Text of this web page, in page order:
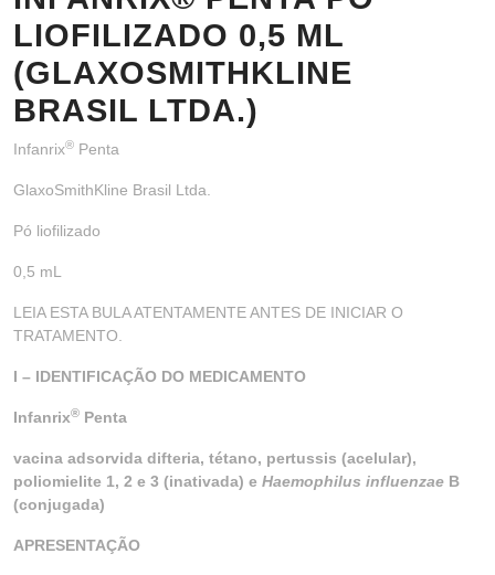
LIOFILIZADO 0,5 ML
(GLAXOSMITHKLINE
BRASIL LTDA.)
Infanrix® Penta
GlaxoSmithKline Brasil Ltda.
Pó liofilizado
0,5 mL
LEIA ESTA BULA ATENTAMENTE ANTES DE INICIAR O
TRATAMENTO.
I – IDENTIFICAÇÃO DO MEDICAMENTO
Infanrix® Penta
vacina adsorvida difteria, tétano, pertussis (acelular),
poliomielite 1, 2 e 3 (inativada) e Haemophilus influenzae B
(conjugada)
APRESENTAÇÃO